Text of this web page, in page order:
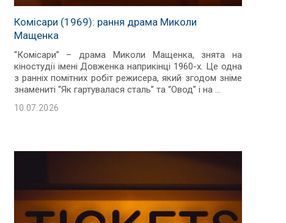
Комісари (1969): рання драма Миколи
Мащенка
“Комісари” – драма Миколи Мащенка, знята на
кіностудії імені Довженка наприкінці 1960-х. Це одна
з ранніх помітних робіт режисера, який згодом зніме
знамениті “Як гартувалася сталь” та “Овод” і на ...
10.07.2026